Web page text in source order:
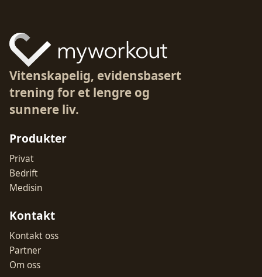
Vitenskapelig, evidensbasert
trening for et lengre og
sunnere liv.
Produkter
Privat
Bedrift
Medisin
Kontakt
Kontakt oss
Partner
Om oss